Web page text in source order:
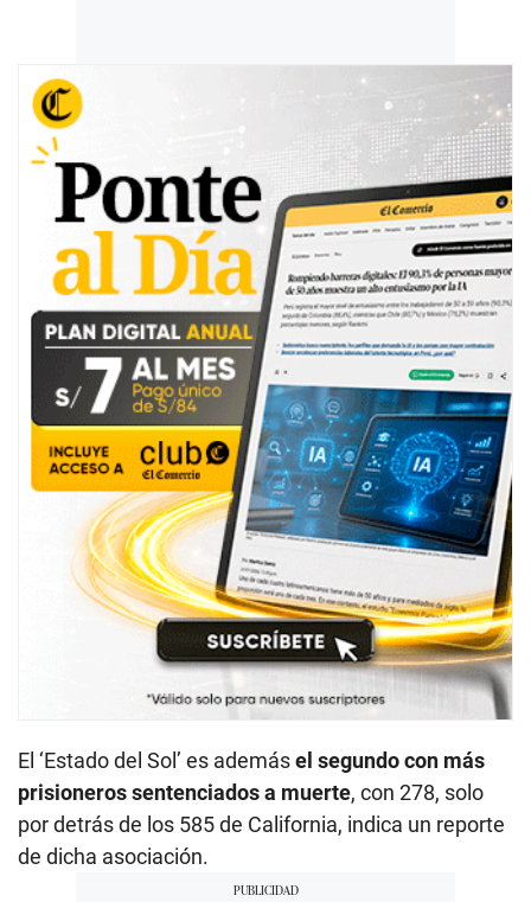
El ‘Estado del Sol’ es ademásel segundo con más
prisioneros sentenciados a muerte, con 278, solo
por detrás de los 585 de California, indica un reporte
de dicha asociación.